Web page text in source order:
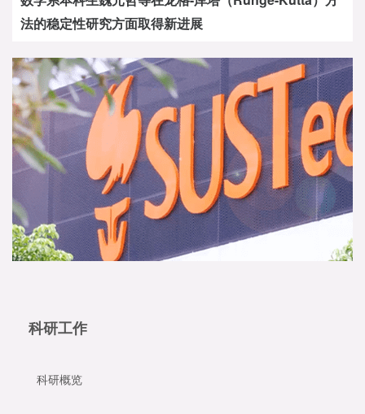
法的稳定性研究方面取得新进展
科研工作
科研概览